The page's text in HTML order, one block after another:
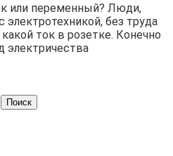
или переменный? Люди,
без труда
ток в розетке. Конечно
Поиск